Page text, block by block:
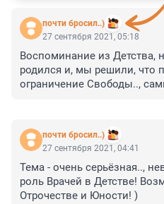
почти бросил..)
27 сентября 2021, 05:18
Воспоминание из Детства,
родился и, мы решили, что
ограничение Свободы..,
годиться.., и то(!), не
окна - Лето!.. Тепло..,
"засранец", - тут же
сходила с ума!) Её просто
как неадекватную и,
Через пару недель, когда я
больницы.., по
почти бросил..)
27 сентября 2021, 04:41
Тема - очень серьёзная..,
роль Врачей в Детстве!
Отрочестве и Юности! )